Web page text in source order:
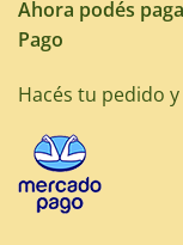
Ahora podés
Pago
Hacés tu pedido